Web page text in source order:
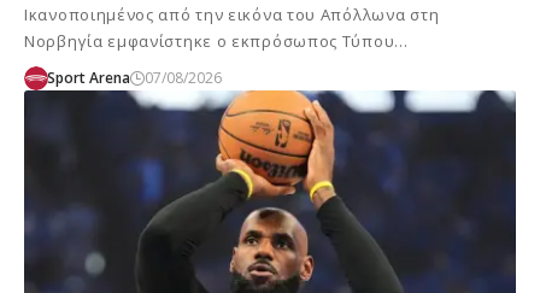
Ικανοποιημένος από την εικόνα του Απόλλωνα στη
Νορβηγία εμφανίστηκε ο εκπρόσωπος Τύπου…
Sport Arena 07/08/2026